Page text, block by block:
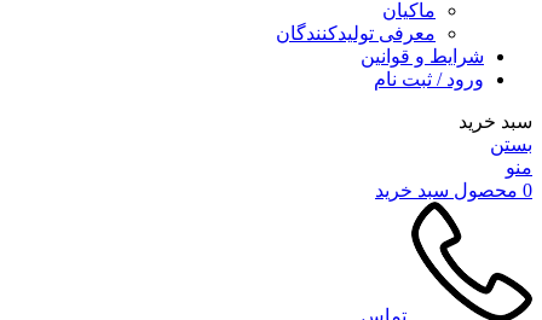
ماکیان
معرفی تولیدکنندگان
شرایط و قوانین
ورود / ثبت نام
سبد خرید
بستن
منو
0 محصول سبد خرید